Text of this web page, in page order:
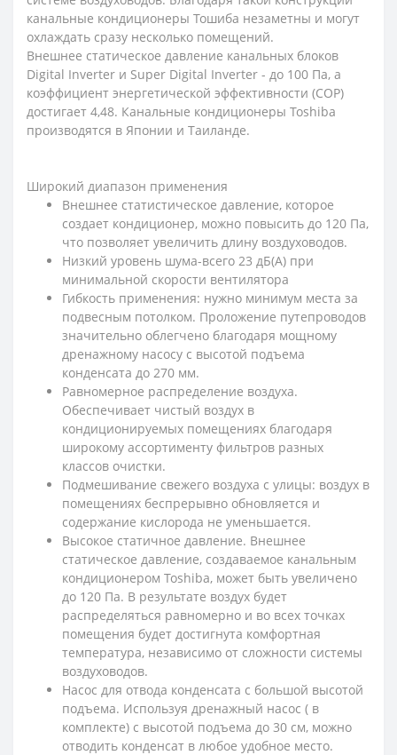
канальные кондиционеры Тошиба незаметны и могут
охлаждать сразу несколько помещений.
Внешнее статическое давление канальных блоков
Digital Inverter и Super Digital Inverter - до 100 Па, а
коэффициент энергетической эффективности (СОР)
достигает 4,48. Канальные кондиционеры Toshiba
производятся в Японии и Таиланде.
Широкий диапазон применения
Внешнее статистическое давление, которое
создает кондиционер, можно повысить до 120 Па,
что позволяет увеличить длину воздуховодов.
Низкий уровень шума-всего 23 дБ(А) при
минимальной скорости вентилятора
Гибкость применения: нужно минимум места за
подвесным потолком. Проложение путепроводов
значительно облегчено благодаря мощному
дренажному насосу с высотой подъема
конденсата до 270 мм.
Равномерное распределение воздуха.
Обеспечивает чистый воздух в
кондиционируемых помещениях благодаря
широкому ассортименту фильтров разных
классов очистки.
Подмешивание свежего воздуха с улицы: воздух в
помещениях беспрерывно обновляется и
содержание кислорода не уменьшается.
Высокое статичное давление. Внешнее
статическое давление, создаваемое канальным
кондиционером Toshiba, может быть увеличено
до 120 Па. В результате воздух будет
распределяться равномерно и во всех точках
помещения будет достигнута комфортная
температура, независимо от сложности системы
воздуховодов.
Насос для отвода конденсата с большой высотой
подъема. Используя дренажный насос ( в
комплекте) с высотой подъема до 30 см, можно
отводить конденсат в любое удобное место.